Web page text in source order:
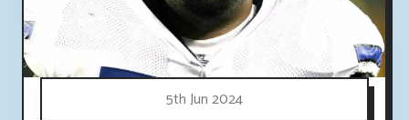
5th Jun 2024